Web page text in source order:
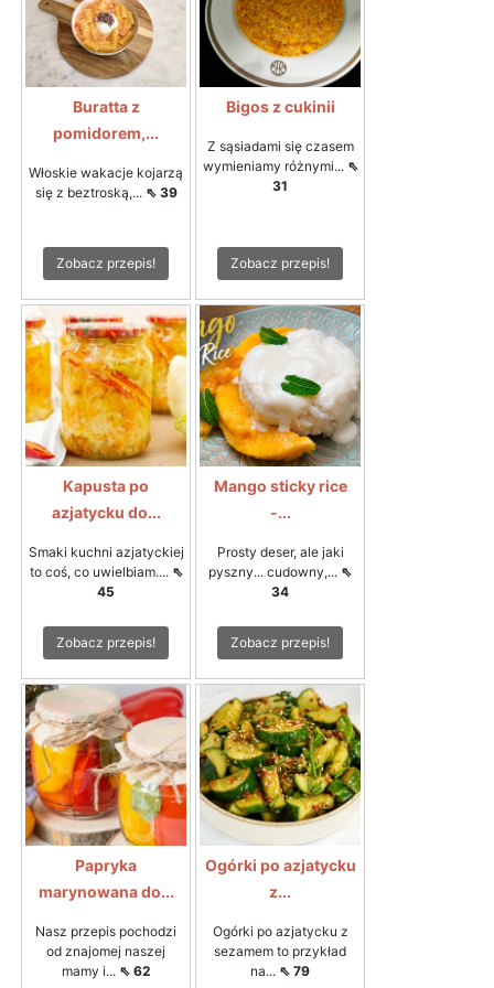
Buratta z
pomidorem,...
Włoskie wakacje kojarzą
się z beztroską,... ⇖ 39
Zobacz przepis!
Bigos z cukinii
Z sąsiadami się czasem
wymieniamy różnymi... ⇖
31
Zobacz przepis!
Kapusta po
azjatycku do...
Smaki kuchni azjatyckiej
to coś, co uwielbiam.... ⇖
45
Zobacz przepis!
Mango sticky rice
-...
Prosty deser, ale jaki
pyszny... cudowny,... ⇖
34
Zobacz przepis!
Papryka
marynowana do...
Nasz przepis pochodzi
od znajomej naszej
mamy i... ⇖ 62
Ogórki po azjatycku
z...
Ogórki po azjatycku z
sezamem to przykład
na... ⇖ 79